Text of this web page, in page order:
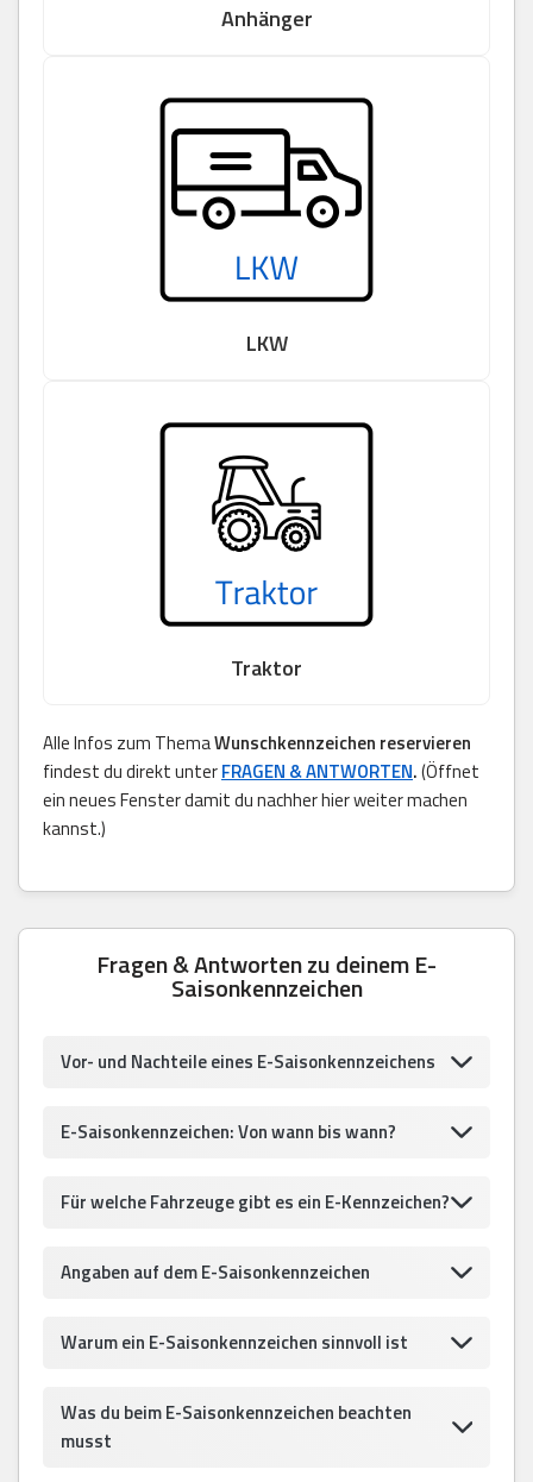
Anhänger
LKW
Traktor
Alle Infos zum ThemaWunschkennzeichen reservieren
findest du direkt unterFRAGEN & ANTWORTEN.(Öffnet
ein neues Fenster damit du nachher hier weiter machen
kannst.)
Fragen & Antworten zu deinem E-
Saisonkennzeichen
Vor- und Nachteile eines E-Saisonkennzeichens
E-Saisonkennzeichen: Von wann bis wann?
Für welche Fahrzeuge gibt es ein E-Kennzeichen?
Angaben auf dem E-Saisonkennzeichen
Warum ein E-Saisonkennzeichen sinnvoll ist
Was du beim E-Saisonkennzeichen beachten
musst